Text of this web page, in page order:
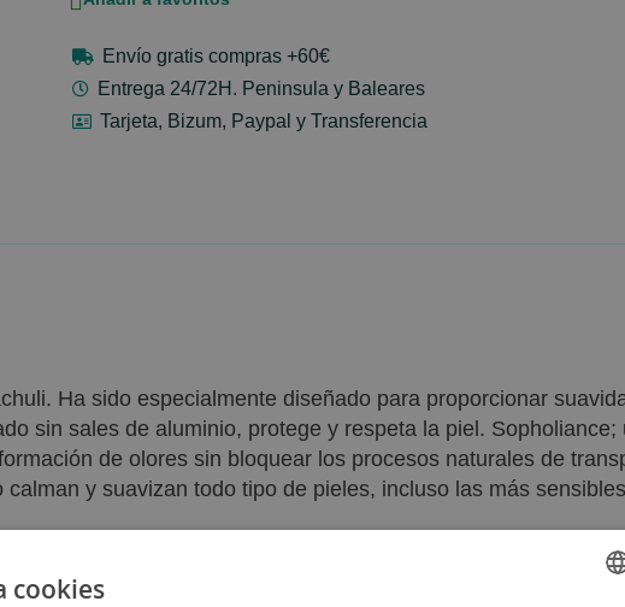
Envío gratis compras +60€
Entrega 24/72H. Peninsula y Baleares
Tarjeta, Bizum, Paypal y Transferencia
Ha sido especialmente diseñado para proporcionar
sin sales de aluminio, protege y respeta la piel. Sopholiance;
de olores sin bloquear los procesos naturales de
y suavizan todo tipo de pieles, incluso las más
Aloe vera, Sopholiance S (agente anti-bacteriano natural).
cookies